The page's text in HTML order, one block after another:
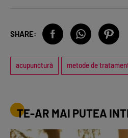
SHARE:
acupunctură metode de
TE-AR MAI PUTEA